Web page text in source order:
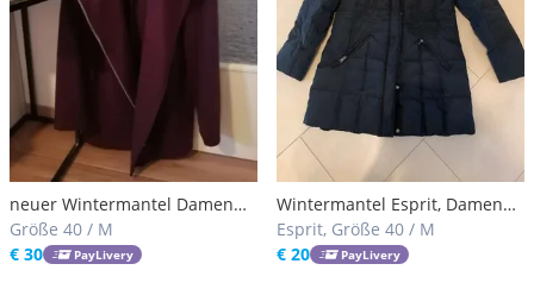
neuer Wintermantel Damen
Größe 40
Größe 40 / M
€ 30
PayLivery
Wintermantel Esprit, Damen
Größe 40
Esprit, Größe 40 / M
€ 20
PayLivery